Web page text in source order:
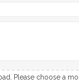
Please choose a